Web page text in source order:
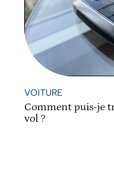
VOITURE
Comment puis-je
vol ?